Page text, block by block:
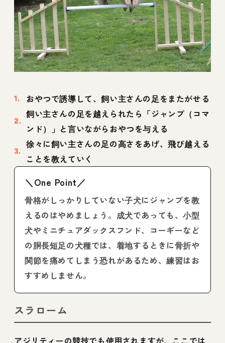
おやつで誘導して、飼い主さんの足をまたがせる
飼い主さんの足を越えられたら「ジャンプ（コマ
ンド）」と言いながらおやつを与える
徐々に飼い主さんの足の高さをあげ、飛び越える
ことを教えていく
＼One Point／
骨格がしっかりしていない子犬にジャンプを教
えるのはやめましょう。成犬であっても、小型
犬やミニチュアダックスフンド、コーギーなど
の胴長短足の犬種では、着地するときに骨折や
関節を痛めてしまう恐れがあるため、練習はお
すすめしません。
スラローム